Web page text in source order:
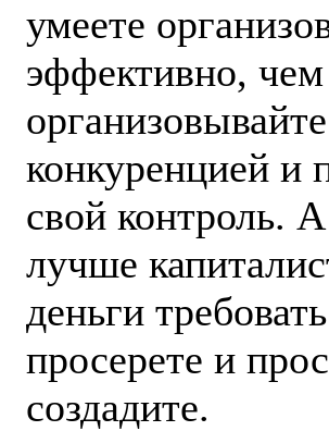
умеете
эффективно,
конкуренцией и
свой контроль.
лучше
деньги
просерете и
создадите.